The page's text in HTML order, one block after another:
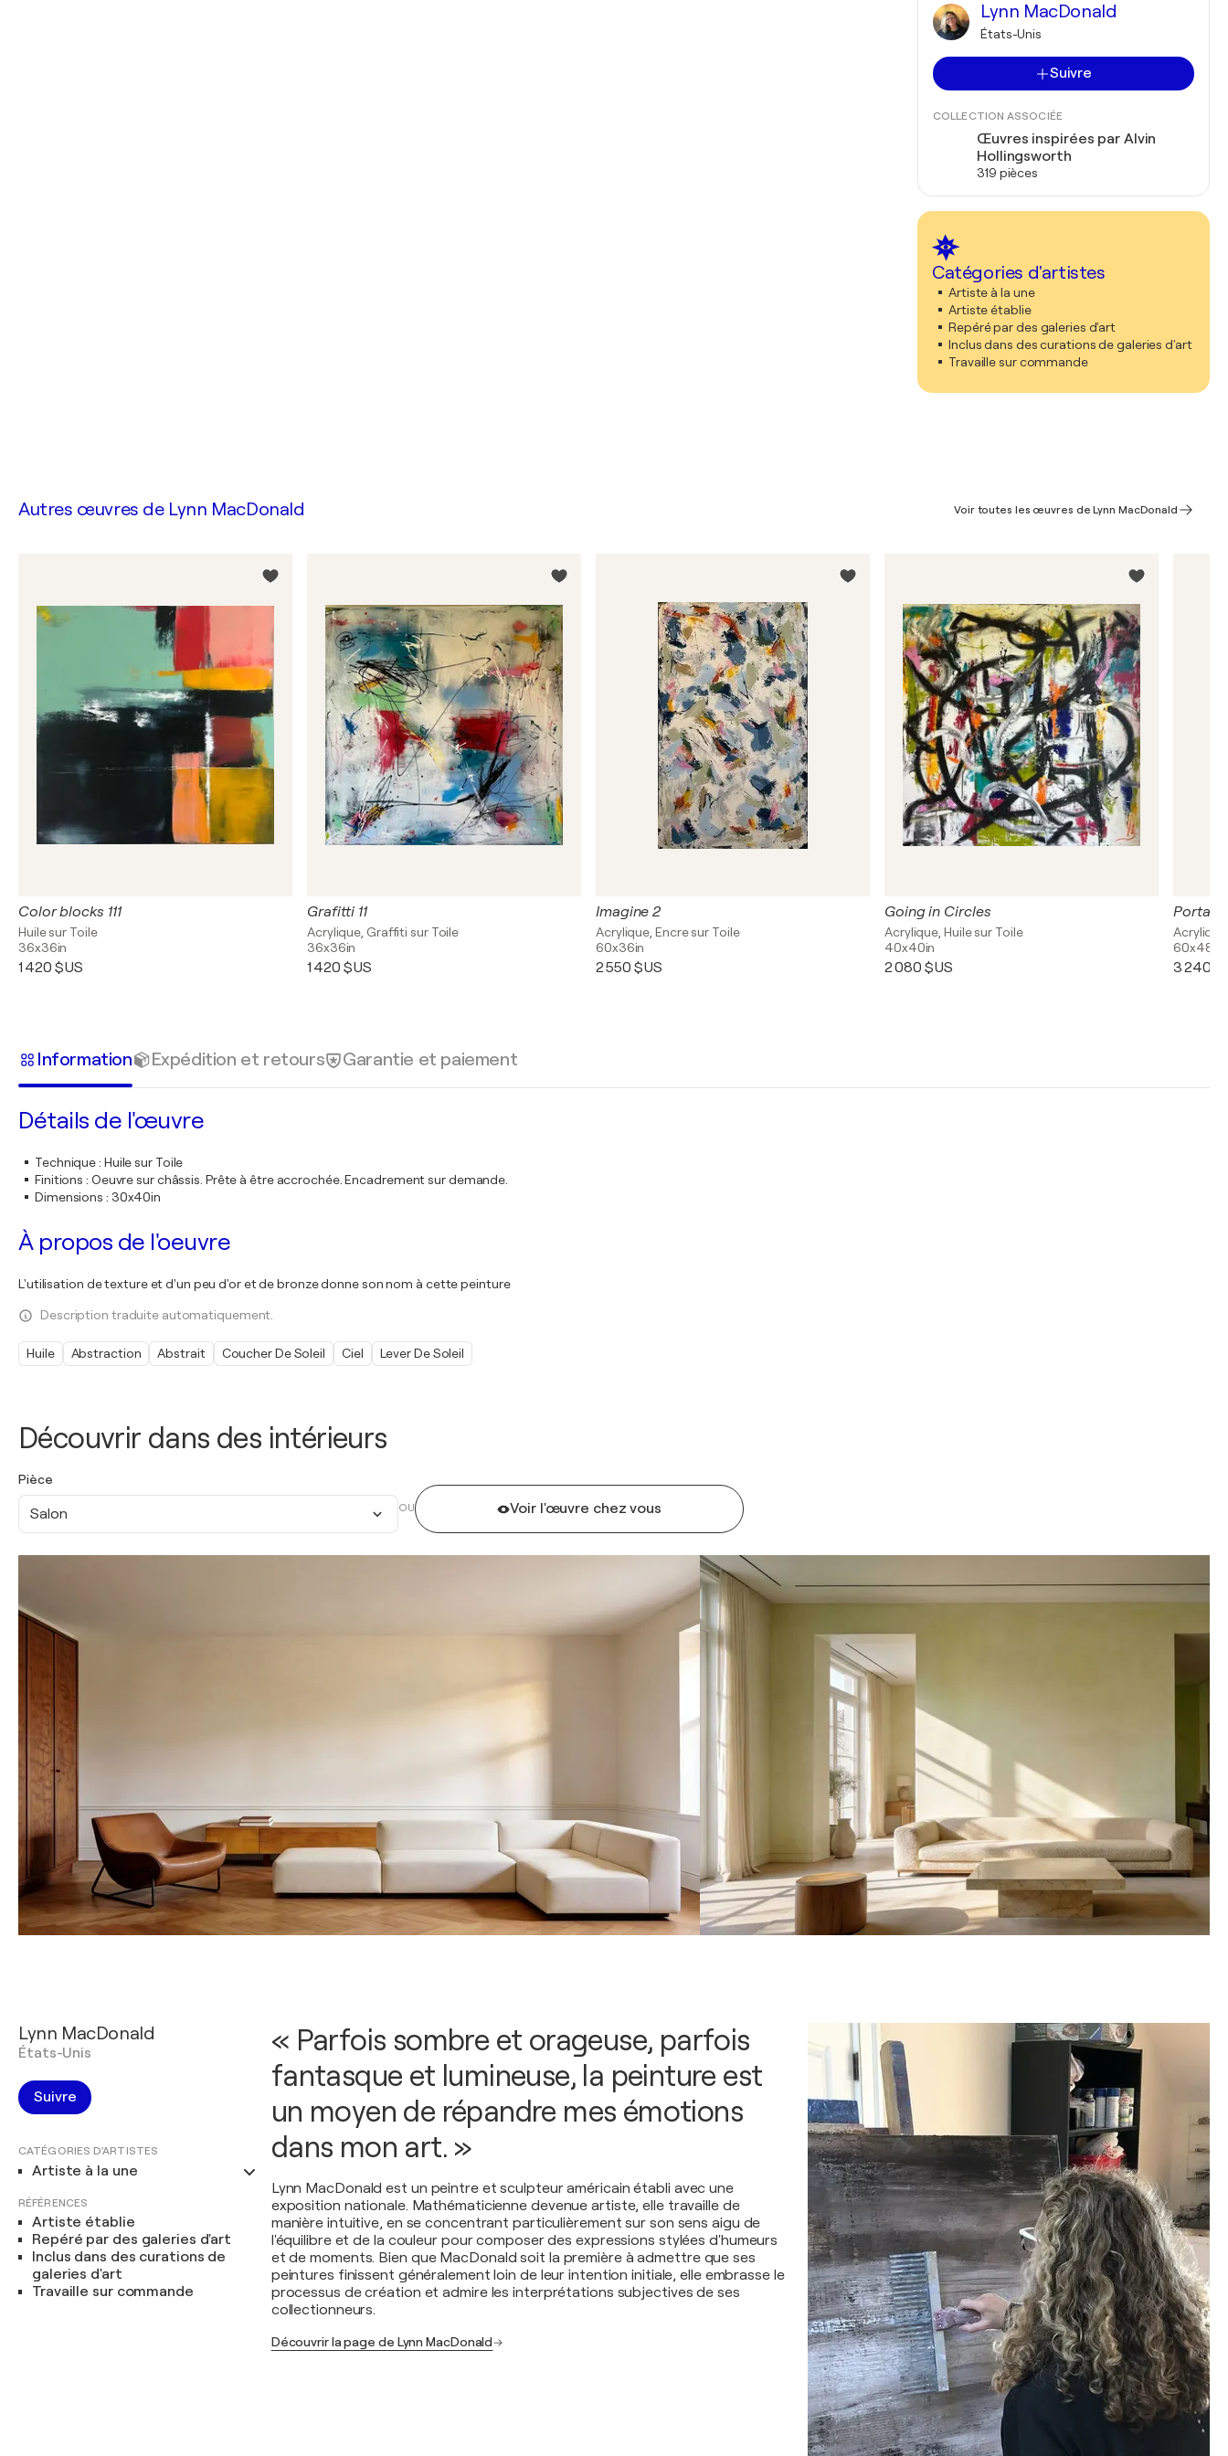
Lynn MacDonald
États-Unis
Suivre
COLLECTION ASSOCIÉE
Œuvres inspirées par Alvin
Hollingsworth
319 pièces
Catégories d'artistes
Artiste à la une
Artiste établie
Repéré par des galeries d'art
Inclus dans des curations de galeries d'art
Travaille sur commande
Découvrir dans des intérieurs
Pièce
Salon OU Voir l'œuvre chez vous
Autres œuvres de Lynn MacDonald Voir toutes les œuvres de Lynn MacDonald
Color blocks 111
Huile sur Toile
36x36in
1 420 $US
Grafitti 11
Acrylique, Graffiti sur Toile
36x36in
1 420 $US
Imagine 2
Acrylique, Encre sur Toile
60x36in
2 550 $US
Going in Circles
Acrylique, Huile sur Toile
40x40in
2 080 $US
Portal
60x48in
3 240
Information Expédition et retours Garantie et paiement
Détails de l'œuvre
Technique: Huile sur Toile
Finitions : Oeuvre sur châssis. Prête à être accrochée. Encadrement sur demande.
Dimensions : 30x40in
À propos de l'oeuvre
L'utilisation de texture et d'un peu d'or et de bronze donne son nom à cette peinture
Description traduite automatiquement.
Huile Abstraction Abstrait Coucher De Soleil Ciel Lever De Soleil
Lynn MacDonald
États-Unis
Suivre
CATÉGORIES D'ARTISTES
Artiste à la une
RÉFÉRENCES
Artiste établie
Repéré par des galeries d'art
Inclus dans des curations de
galeries d'art
Travaille sur commande
« Parfois sombre et orageuse, parfois
fantasque et lumineuse, la peinture est
un moyen de répandre mes émotions
dans mon art. »
Lynn MacDonald est un peintre et sculpteur américain établi avec une
exposition nationale. Mathématicienne devenue artiste, elle travaille de
manière intuitive, en se concentrant particulièrement sur son sens aigu de
l'équilibre et de la couleur pour composer des expressions stylées d'humeurs
et de moments. Bien que MacDonald soit la première à admettre que ses
peintures finissent généralement loin de leur intention initiale, elle embrasse le
processus de création et admire les interprétations subjectives de ses
collectionneurs.
Découvrir la page de Lynn MacDonald